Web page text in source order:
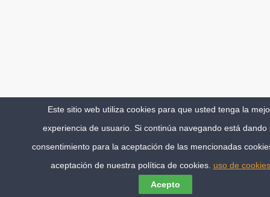
Este sitio web utiliza cookies para que usted tenga la
experiencia de usuario. Si continúa navegando está dando
consentimiento para la aceptación de las mencionadas
aceptación de nuestra política de cookies. uso de cookies
Acepto